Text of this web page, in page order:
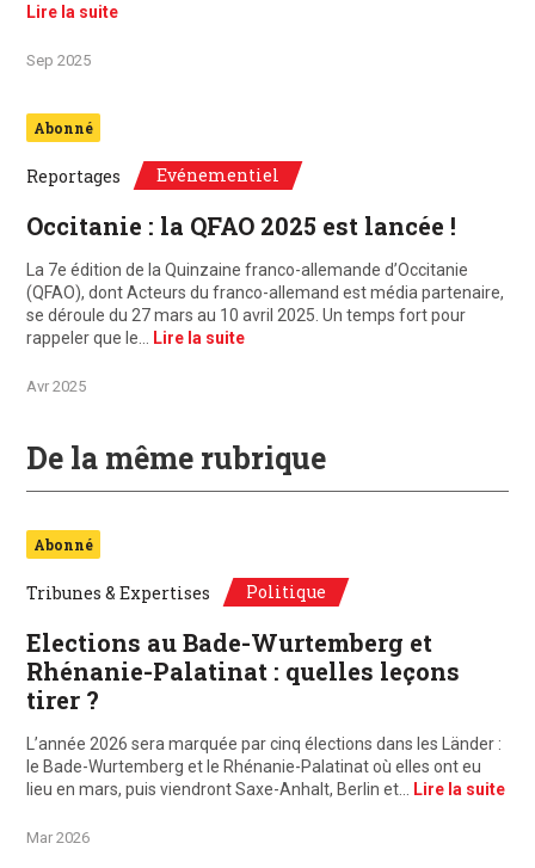
Lire la suite
Sep 2025
Abonné
Reportages Evénementiel
Occitanie : la QFAO 2025 est lancée !
La 7e édition de la Quinzaine franco-allemande d’Occitanie
(QFAO), dont Acteurs du franco-allemand est média partenaire,
se déroule du 27 mars au 10 avril 2025. Un temps fort pour
rappeler que le…
Lire la suite
Avr 2025
De la même rubrique
Abonné
Tribunes & Expertises Politique
Elections au Bade-Wurtemberg et
Rhénanie-Palatinat : quelles leçons
tirer ?
L’année 2026 sera marquée par cinq élections dans les Länder :
le Bade-Wurtemberg et le Rhénanie-Palatinat où elles ont eu
lieu en mars, puis viendront Saxe-Anhalt, Berlin et…
Lire la suite
Mar 2026